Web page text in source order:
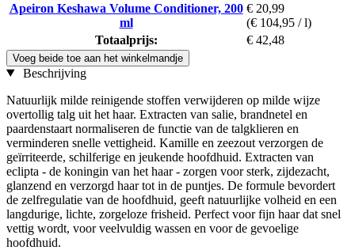
Apeiron Keshawa Volume Conditioner, 200
ml
€ 20,99
(€ 104,95 / l)
Totaalprijs:
€ 42,48
Voeg beide toe aan het winkelmandje
Beschrijving
Natuurlijk milde reinigende stoffen verwijderen op milde wijze
overtollig talg uit het haar. Extracten van salie, brandnetel en
paardenstaart normaliseren de functie van de talgklieren en
verminderen snelle vettigheid. Kamille en zeezout verzorgen de
geïrriteerde, schilferige en jeukende hoofdhuid. Extracten van
eclipta - de koningin van het haar - zorgen voor sterk, zijdezacht,
glanzend en verzorgd haar tot in de puntjes. De formule bevordert
de zelfregulatie van de hoofdhuid, geeft natuurlijke volheid en een
langdurige, lichte, zorgeloze frisheid. Perfect voor fijn haar dat snel
vettig wordt, voor veelvuldig wassen en voor de gevoelige
hoofdhuid.